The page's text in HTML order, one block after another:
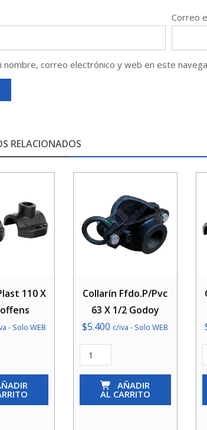
Correo
nombre, correo electrónico y web en este
RELACIONADOS
110 X
- Solo WEB
Collarín Ffdo.P/Pvc
63 X 1/2 Godoy
$5.400 c/iva - Solo WEB
Collarín
Ffdo.P/Pvc
AÑADIR
AL CARRITO